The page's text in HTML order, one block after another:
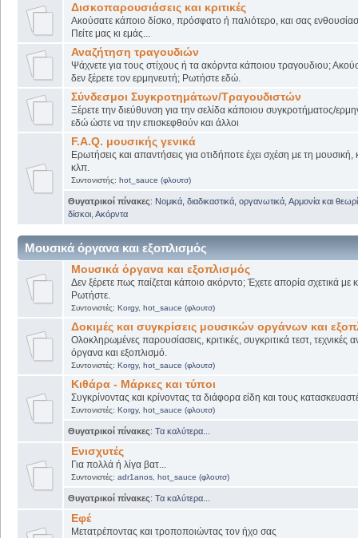
Δισκοπαρουσιάσεις και κριτικές
Ακούσατε κάποιο δίσκο, πρόσφατο ή παλιότερο, και σας
Πείτε μας κι εμάς...
Αναζήτηση τραγουδιών
Ψάχνετε για τους στίχους ή τα ακόρντα κάποιου τραγουδιου;
δεν ξέρετε τον ερμηνευτή; Ρωτήστε εδώ.
Σύνδεσμοι Συγκροτημάτων/Τραγουδιστών
Ξέρετε την διεύθυνση για την σελίδα κάποιου συγκροτήματος/
εδώ ώστε να την επισκεφθούν και άλλοι
F.A.Q. μουσικής γενικά
Ερωτήσεις και απαντήσεις για οτιδήποτε έχει σχέση με τη μουσική,
κλπ.
Συντονιστής: hot_sauce (φλουτσ)
Θυγατρικοί πίνακες: Νομικά, διαδικαστικά, οργανωτικά Αρμονία και
δίσκοι Ακόρντα
Μουσικά όργανα και εξοπλισμός
Μουσικά όργανα και εξοπλισμός
Δεν ξέρετε πως παίζεται κάποιο ακόρντο; Έχετε απορία σχετικά
Ρωτήστε.
Συντονιστές: Korgy, hot_sauce (φλουτσ)
Δοκιμές και συγκρίσεις μουσικών οργάνων και
Ολοκληρωμένες παρουσίασεις, κριτικές, συγκριτικά τεστ, τεχνικές
όργανα και εξοπλισμό.
Συντονιστές: Korgy, hot_sauce (φλουτσ)
Κιθάρα - Μάρκες και τύποι
Συγκρίνοντας και κρίνοντας τα διάφορα είδη και τους
Συντονιστές: Korgy, hot_sauce (φλουτσ)
Θυγατρικοί πίνακες: Τα καλύτερα...
Ενισχυτές
Για πολλά ή λίγα βατ...
Συντονιστές: adr1anos, hot_sauce (φλουτσ)
Θυγατρικοί πίνακες: Τα καλύτερα...
Εφέ
Μετατρέποντας και τροποποιώντας τον ήχο σας